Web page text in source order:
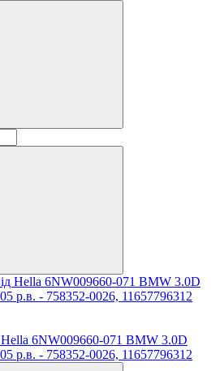
Hella 6NW009660-071 BMW 3.0D
р.в. - 758352-0026, 11657796312